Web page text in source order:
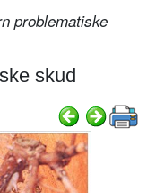
problematiske
skud